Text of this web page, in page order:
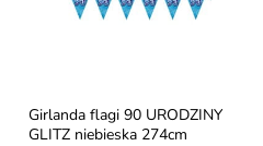
Girlanda flagi 90 URODZINY
GLITZ niebieska 274cm